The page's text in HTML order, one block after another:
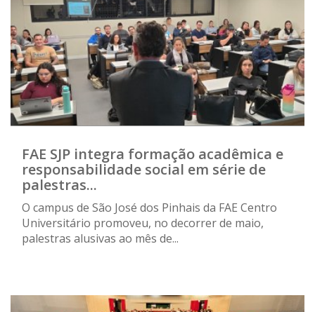
FAE SJP integra formação acadêmica e
responsabilidade social em série de
palestras...
O campus de São José dos Pinhais da FAE Centro
Universitário promoveu, no decorrer de maio,
palestras alusivas ao mês de...